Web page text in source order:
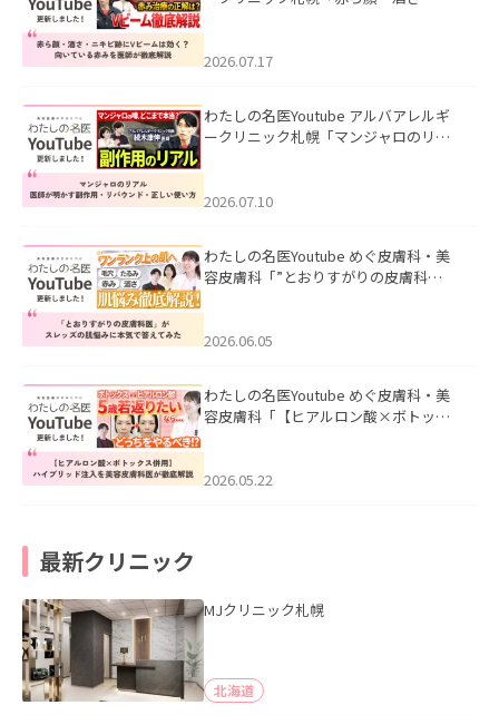
した。
2026.07.17
わたしの名医Youtube アルバアレルギ
ークリニック札幌「マンジャロのリア
た。
2026.07.10
わたしの名医Youtube めぐ皮膚科・美
容皮膚科「”とおりすがりの皮膚科
2026.06.05
わたしの名医Youtube めぐ皮膚科・美
容皮膚科「【ヒアルロン酸×ボトック
た。
2026.05.22
最新クリニック
MJクリニック札幌
北海道